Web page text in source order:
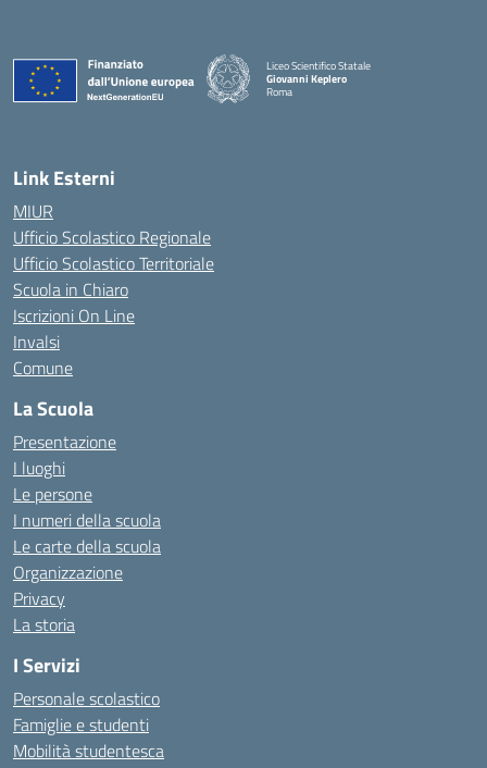
Liceo Scientifico Statale
Giovanni Keplero
Roma
Link Esterni
MIUR
Ufficio Scolastico Regionale
Ufficio Scolastico Territoriale
Scuola in Chiaro
Iscrizioni On Line
Invalsi
Comune
La Scuola
Presentazione
I luoghi
Le persone
I numeri della scuola
Le carte della scuola
Organizzazione
Privacy
La storia
I Servizi
Personale scolastico
Famiglie e studenti
Mobilità studentesca